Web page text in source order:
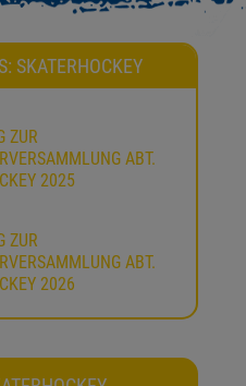
SKATERHOCKEY
ZUR
ABT.
2025
ZUR
ABT.
2026